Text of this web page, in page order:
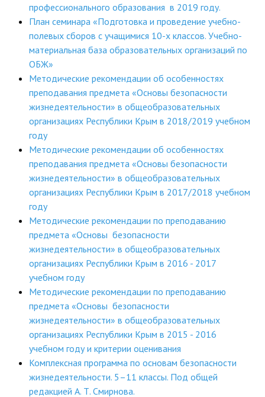
профессионального образования в 2019 году.
План семинара «Подготовка и проведение учебно-
полевых сборов с учащимися 10-х классов. Учебно-
материальная база образовательных организаций по
ОБЖ»
Методические рекомендации об особенностях
преподавания предмета «Основы безопасности
жизнедеятельности» в общеобразовательных
организациях Республики Крым в 2018/2019 учебном
году
Методические рекомендации об особенностях
преподавания предмета «Основы безопасности
жизнедеятельности» в общеобразовательных
организациях Республики Крым в 2017/2018 учебном
году
Методические рекомендации по преподаванию
предмета «Основы безопасности
жизнедеятельности» в общеобразовательных
организациях Республики Крым в 2016 - 2017
учебном году
Методические рекомендации по преподаванию
предмета «Основы безопасности
жизнедеятельности» в общеобразовательных
организациях Республики Крым в 2015 - 2016
учебном году и критерии оценивания
Комплексная программа по основам безопасности
жизнедеятельности. 5–11 классы. Под общей
редакцией А. Т. Смирнова.